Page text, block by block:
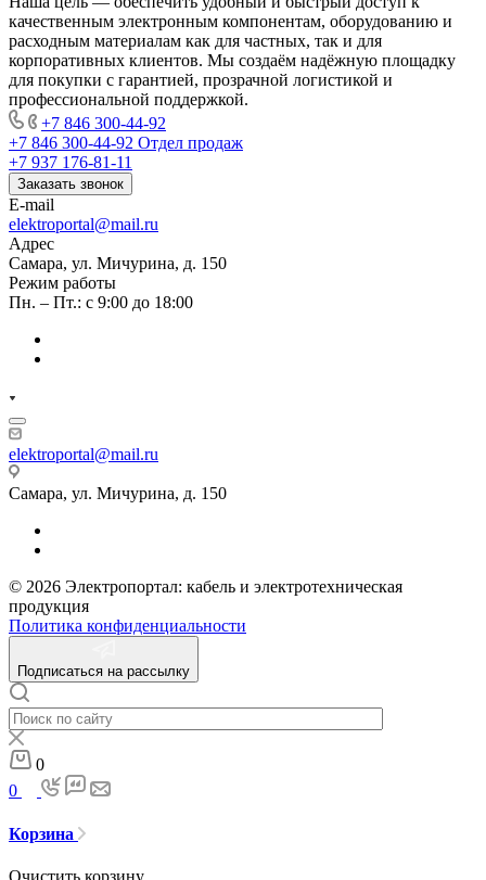
качественным электронным компонентам, оборудованию и
расходным материалам как для частных, так и для
корпоративных клиентов. Мы создаём надёжную площадку
для покупки с гарантией, прозрачной логистикой и
профессиональной поддержкой.
+7 846 300-44-92
+7 846 300-44-92 Отдел продаж
+7 937 176-81-11
Заказать звонок
E-mail
elektroportal@mail.ru
Адрес
Самара, ул. Мичурина, д. 150
Режим работы
Пн. – Пт.: с 9:00 до 18:00
elektroportal@mail.ru
Самара, ул. Мичурина, д. 150
© 2026 Электропортал: кабель и электротехническая
продукция
Политика конфиденциальности
Подписаться на рассылку
0
0
Корзина
Очистить корзину